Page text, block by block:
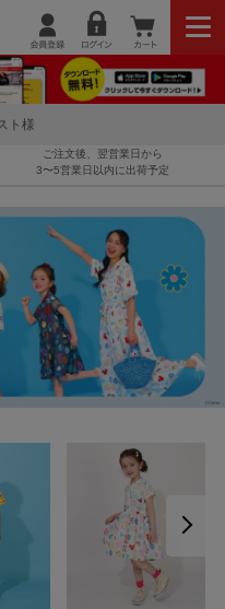
ト様
ご注文後、翌営業日から
3〜5営業日以内に出荷予定